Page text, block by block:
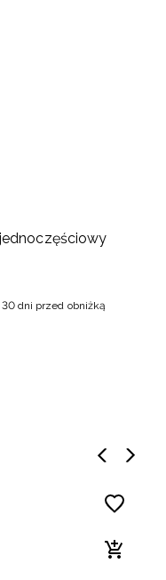
dni przed obniżką